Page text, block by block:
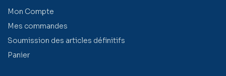
Mon Compte
Mes commandes
Soumission des articles définitifs
Panier